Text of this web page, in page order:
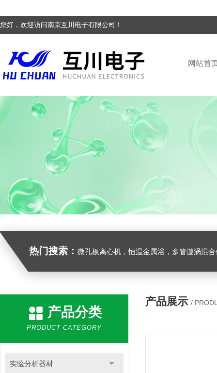
您好，欢迎访问南京互川电子有限公司！
网站首
热门搜索： 微孔板离心机，恒温金属浴，多管漩涡混合仪，梅毒旋转仪,红外线灭菌器，微孔板恒温振荡器，恒温混匀仪，水平摇床，牛奶抗生素恒
产品分类
PRODUCT CATEGORY
实验分析器材
产品展示 /